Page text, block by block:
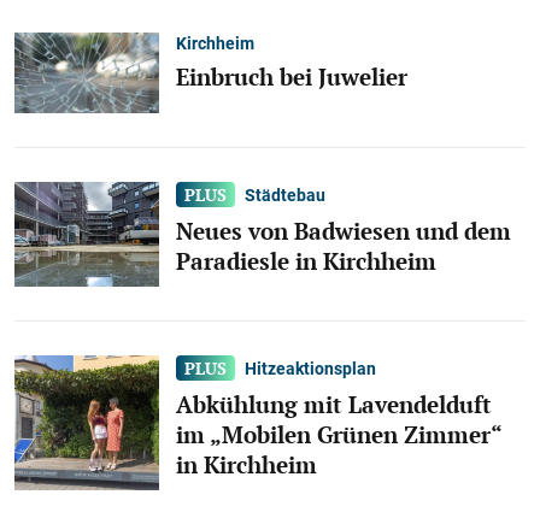
Kirchheim
Einbruch bei Juwelier
Städtebau
Neues von Badwiesen und dem
Paradiesle in Kirchheim
Hitzeaktionsplan
Abkühlung mit Lavendelduft
im „Mobilen Grünen Zimmer“
in Kirchheim